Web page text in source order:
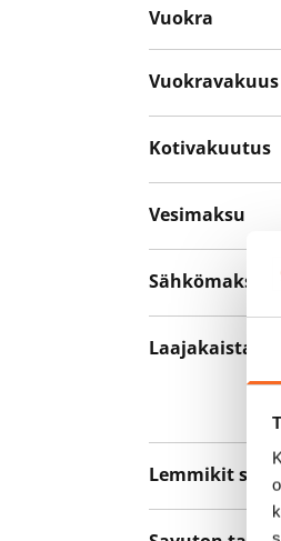
Vuokra
Vuokravakuus
Kotivakuutus
Vesimaksu
Sähkömaksu
Laajakaista
Lemmikit